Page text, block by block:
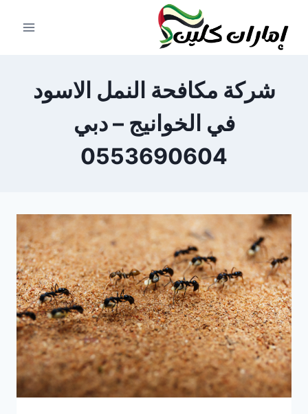
المحتوى
شركة مكافحة النمل الاسود
في الخوانيج – دبي
0553690604